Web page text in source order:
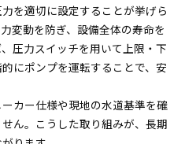
を適切に設定することが挙げら
変動を防ぎ、設備全体の寿命を
圧力スイッチを用いて上限・下
にポンプを運転することで、安
カー仕様や現地の水道基準を確
ん。こうした取り組みが、長期